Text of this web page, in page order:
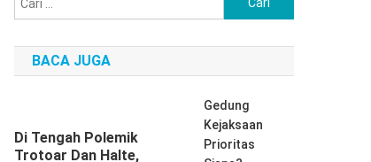
untuk:
BACA JUGA
Di Tengah Polemik
Trotoar Dan Halte,
Gedung
Kejaksaan
Prioritas